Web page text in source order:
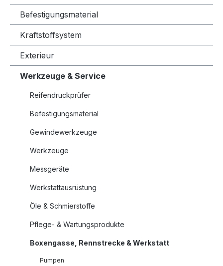
Befestigungsmaterial
Kraftstoffsystem
Exterieur
Werkzeuge & Service
Reifendruckprüfer
Befestigungsmaterial
Gewindewerkzeuge
Werkzeuge
Messgeräte
Werkstattausrüstung
Öle & Schmierstoffe
Pflege- & Wartungsprodukte
Boxengasse, Rennstrecke & Werkstatt
Pumpen